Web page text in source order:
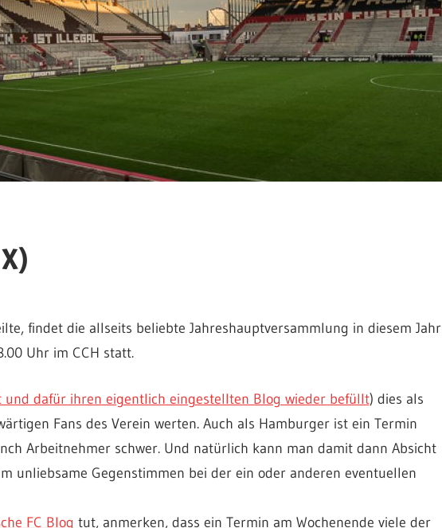
findet die allseits beliebte Jahreshauptversammlung in diesem Jahr
Uhr im CCH statt.
und dafür ihren eigentlich eingestellten Blog wieder befüllt) dies als
Fans des Verein werten. Auch als Hamburger ist ein Termin
Arbeitnehmer schwer. Und natürlich kann man damit dann Absicht
unliebsame Gegenstimmen bei der ein oder anderen eventuellen
FC Blog tut, anmerken, dass ein Termin am Wochenende viele der